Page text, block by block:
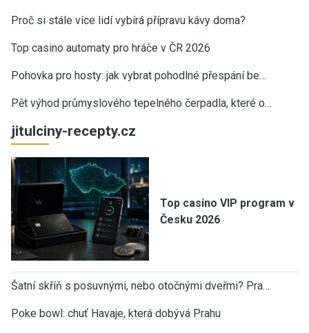
Proč si stále více lidí vybírá přípravu kávy doma?
Top casino automaty pro hráče v ČR 2026
Pohovka pro hosty: jak vybrat pohodlné přespání be…
Pět výhod průmyslového tepelného čerpadla, které o…
jitulciny-recepty.cz
Top casino VIP program v
Česku 2026
Šatní skříň s posuvnými, nebo otočnými dveřmi? Pra…
Poke bowl: chuť Havaje, která dobývá Prahu